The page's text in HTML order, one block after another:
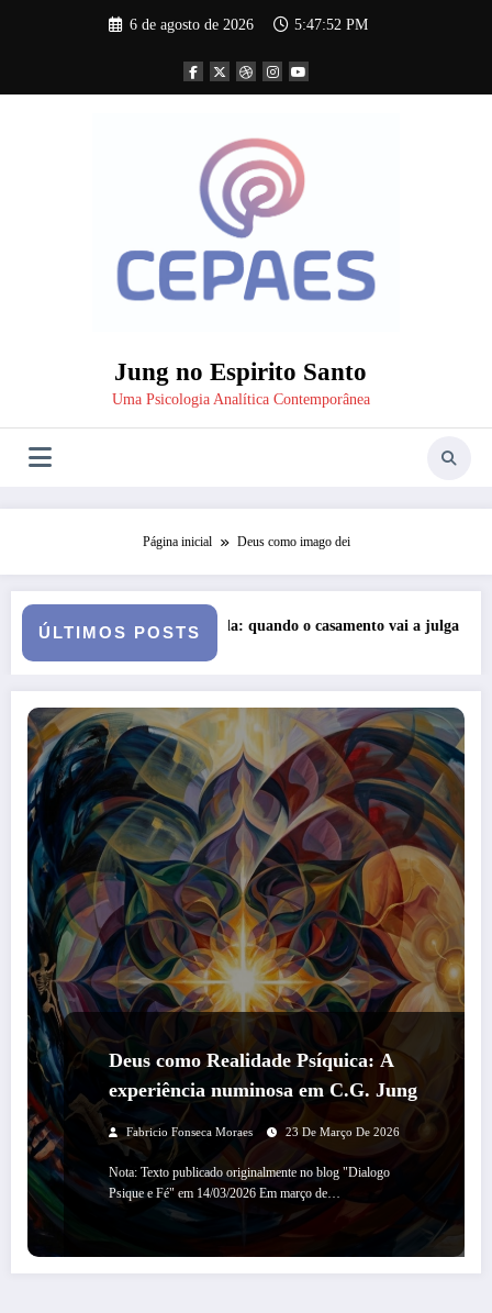
6 de agosto de 2026 5:47:52 PM
Jung no Espirito Santo
Uma Psicologia Analítica Contemporânea
Página inicial Deus como imago dei
ÚLTIMOS POSTS
Queda: quando o casamento vai a julgamento Curso:
Deus como Realidade Psíquica: A
experiência numinosa em C.G. Jung
Fabricio Fonseca Moraes 23 De Março De 2026
Nota: Texto publicado originalmente no blog "Dialogo
Psique e Fé" em 14/03/2026 Em março de…